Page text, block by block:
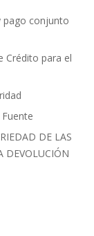
pago conjunto
Crédito para el
DE LAS
DEVOLUCIÓN